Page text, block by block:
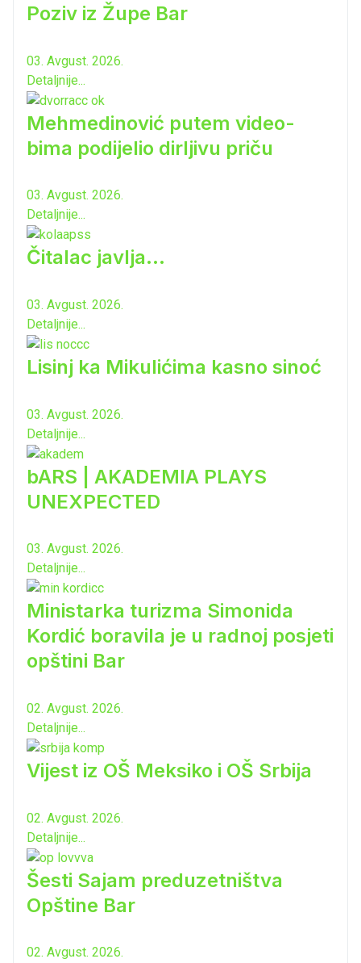
Poziv iz Župe Bar
03. Avgust. 2026.
Detaljnije...
Mehmedinović putem video-
bima podijelio dirljivu priču
03. Avgust. 2026.
Detaljnije...
Čitalac javlja...
03. Avgust. 2026.
Detaljnije...
Lisinj ka Mikulićima kasno sinoć
03. Avgust. 2026.
Detaljnije...
bARS | AKADEMIA PLAYS
UNEXPECTED
03. Avgust. 2026.
Detaljnije...
Ministarka turizma Simonida
Kordić boravila je u radnoj posjeti
opštini Bar
02. Avgust. 2026.
Detaljnije...
Vijest iz OŠ Meksiko i OŠ Srbija
02. Avgust. 2026.
Detaljnije...
Šesti Sajam preduzetništva
Opštine Bar
02. Avgust. 2026.